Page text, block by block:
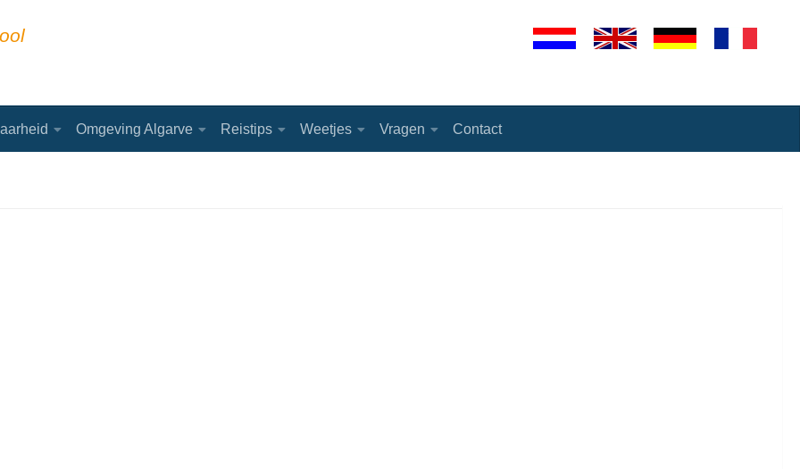
Omgeving Algarve Reistips Weetjes Vragen Contact